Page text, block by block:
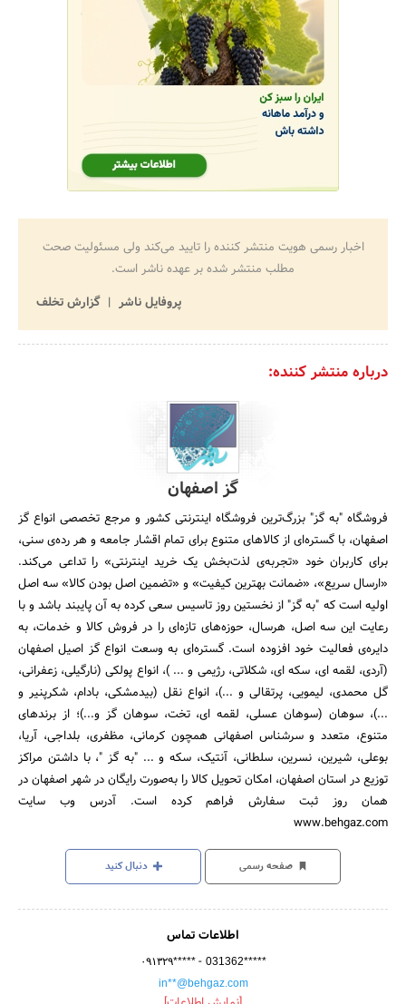
اخبار رسمی هویت منتشر کننده را تایید می‌کند ولی مسئولیت صحت
مطلب منتشر شده بر عهده ناشر است.
پروفایل ناشر
گزارش تخلف
درباره منتشر کننده:
گز اصفهان
فروشگاه "به گز" بزرگ‌ترین فروشگاه اینترنتی کشور و مرجع تخصصی انواع گز
اصفهان، با گستره‌ای از کالاهای متنوع برای تمام اقشار جامعه و هر رده‌ی سنی،
برای کاربران خود «تجربه‌ی لذت‌بخش یک خرید اینترنتی» را تداعی می‌کند.
«ارسال سریع»، «ضمانت بهترین کیفیت» و «تضمین اصل بودن کالا» سه اصل
اولیه است که "به گز" از نخستین روز تاسیس سعی کرده به آن پایبند باشد و با
رعایت این سه اصل، هرسال، حوزه‌های تازه‌ای را در فروش کالا و خدمات، به
دایره‌ی فعالیت خود افزوده است. گستره‌ای به وسعت انواع گز اصیل اصفهان
(آردی، لقمه ای، سکه ای، شکلاتی، رژیمی و ... )، انواع پولکی (نارگیلی، زعفرانی،
گل محمدی، لیمویی، پرتقالی و ...)، انواع نقل (بیدمشکی، بادام، شکرپنیر و
...)، سوهان (سوهان عسلی، لقمه ای، تخت، سوهان گز و...)؛ از برندهای
متنوع، متعدد و سرشناس اصفهانی همچون کرمانی، مظفری، بلداجی، آریا،
بوعلی، شیرین، نسرین، سلطانی، آنتیک، سکه و ... "به گز "، با داشتن مراکز
توزیع در استان اصفهان، امکان تحویل کالا را به‌صورت رایگان در شهر اصفهان در
همان روز ثبت سفارش فراهم کرده است. آدرس وب سایت
www.behgaz.com
صفحه رسمی دنبال کنید
اطلاعات تماس
۰۹۱۳۲۹***** - 031362*****
in**@behgaz.com